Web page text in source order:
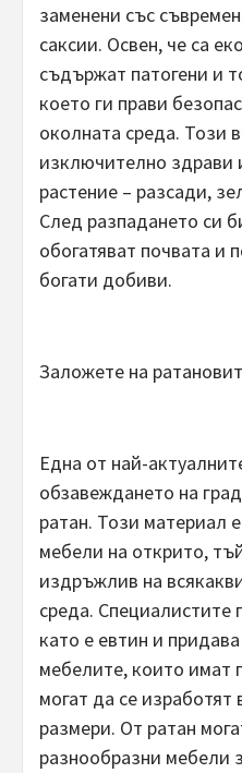
заменени със
саксии. Освен, че са
съдържат патогени и
което ги прави
околната среда. Този
изключително здрави
растение – разсади,
След разпадането си
обогатяват почвата и
богати добиви.
Заложете на
Една от най-
обзавеждането на
ратан. Този материал
мебели на открито,
издръжлив на
среда. Специалистите
като е евтин и
мебелите, които имат
могат да се
размери. От ратан
разнообразни мебели